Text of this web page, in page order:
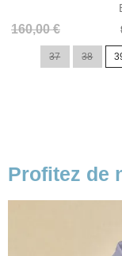
160,00 €
Prix
Prix
37 38
Profitez de